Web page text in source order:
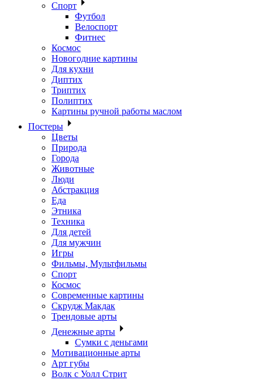
Спорт
Футбол
Велоспорт
Фитнес
Космос
Новогодние картины
Для кухни
Диптих
Триптих
Полиптих
Картины ручной работы маслом
Постеры
Цветы
Природа
Города
Животные
Люди
Абстракция
Еда
Этника
Техника
Для детей
Для мужчин
Игры
Фильмы, Мультфильмы
Спорт
Космос
Современные картины
Скрудж Макдак
Трендовые арты
Денежные арты
Сумки с деньгами
Мотивационные арты
Арт губы
Волк с Уолл Стрит